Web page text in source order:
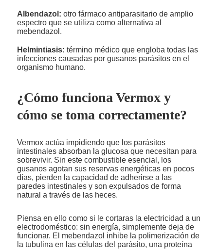
Albendazol: otro fármaco antiparasitario de amplio
espectro que se utiliza como alternativa al
mebendazol.
Helmintiasis: término médico que engloba todas las
infecciones causadas por gusanos parásitos en el
organismo humano.
¿Cómo funciona Vermox y
cómo se toma correctamente?
Vermox actúa impidiendo que los parásitos
intestinales absorban la glucosa que necesitan para
sobrevivir. Sin este combustible esencial, los
gusanos agotan sus reservas energéticas en pocos
días, pierden la capacidad de adherirse a las
paredes intestinales y son expulsados de forma
natural a través de las heces.
Piensa en ello como si le cortaras la electricidad a un
electrodoméstico: sin energía, simplemente deja de
funcionar. El mebendazol inhibe la polimerización de
la tubulina en las células del parásito, una proteína